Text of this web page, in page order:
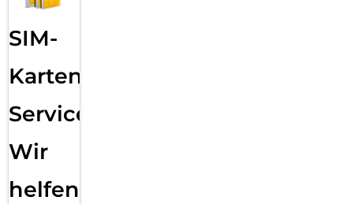
SIM-
Karten
Service:
Wir
helfen